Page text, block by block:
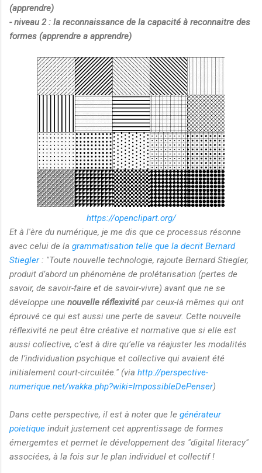
(apprendre)
- niveau 2 : la reconnaissance de la capacité à reconnaitre des
formes (apprendre a apprendre)
https://openclipart.org/
Et à l'ère du numérique, je me dis que ce processus résonne
avec celui de la grammatisation telle que la decrit Bernard
Stiegler: "Toute nouvelle technologie, rajoute Bernard Stiegler,
produit d’abord un phénomène de prolétarisation (pertes de
savoir, de savoir-faire et de savoir-vivre) avant que ne se
développe une nouvelle réflexivité par ceux-là mêmes qui ont
éprouvé ce qui est aussi une perte de saveur. Cette nouvelle
réflexivité ne peut être créative et normative que si elle est
aussi collective, c’est à dire qu’elle va réajuster les modalités
de l’individuation psychique et collective qui avaient été
initialement court-circuitée." (via http://perspective-
numerique.net/wakka.php?wiki=ImpossibleDePenser)
Dans cette perspective, il est à noter que le générateur
poietique induit justement cet apprentissage de formes
émergemtes et permet le développement des "digital literacy"
associées, à la fois sur le plan individuel et collectif !